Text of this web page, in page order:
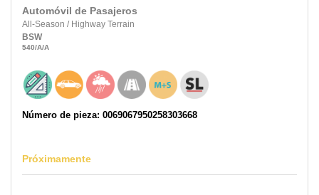
Automóvil de Pasajeros
All-Season / Highway Terrain
BSW
540/A/A
Número de pieza: 0069067950258303668
Próximamente